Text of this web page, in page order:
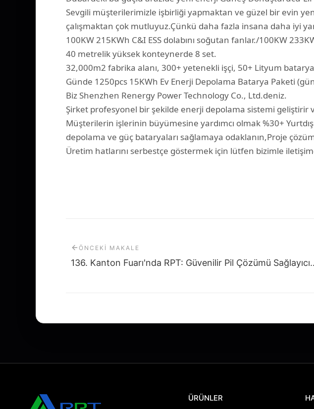
Sevgili müşterilerimizle işbirliği yapmaktan ve güzel bir evin
çalışmaktan çok mutluyuz.Çünkü daha fazla insana daha iyi
100KW 215KWh C&I ESS dolabını soğutan fanlar./100KW
40 metrelik yüksek konteynerde 8 set.
32,000m2 fabrika alanı, 300+ yetenekli işçi, 50+ Lityum
Günde 1250pcs 15KWh Ev Enerji Depolama Batarya Paketi
Biz Shenzhen Renergy Power Technology Co., Ltd.deniz.
Şirket profesyonel bir şekilde enerji depolama sistemi geliştirir
Müşterilerin işlerinin büyümesine yardımcı olmak %30+
depolama ve güç bataryaları sağlamaya odaklanın,Proje
Üretim hatlarını serbestçe göstermek için lütfen bizimle
ÖNCEKI MAKALE
136. Kanton
ÜRÜNLER